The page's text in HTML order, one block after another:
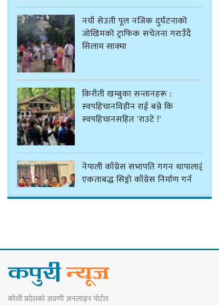
नयाँ सेउती पूल नजिक दुर्घटनाको
जोखिमको ट्राफिक सचेतना गराउँदै
सिलाम साक्मा
किराँती खम्बुका सन्तानहरू :
स्वपहिचानविहीन राई बन्ने कि
स्वपहिचानसहित 'राउटे !'
नेपाली काँग्रेस सभापति गगन थापालाई
एकताबद्ध सिङ्गो काँग्रेस निर्माण गर्न
बास्केटबलको उपाधि
प्रभातलाई,पाराडाइज उपविजेतामा
सीमित
कोशी प्रदेशको अग्रणी अनलाइन पोर्टल